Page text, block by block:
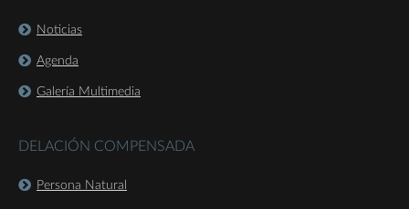
Noticias
Agenda
Galería Multimedia
DELACIÓN COMPENSADA
Persona Natural